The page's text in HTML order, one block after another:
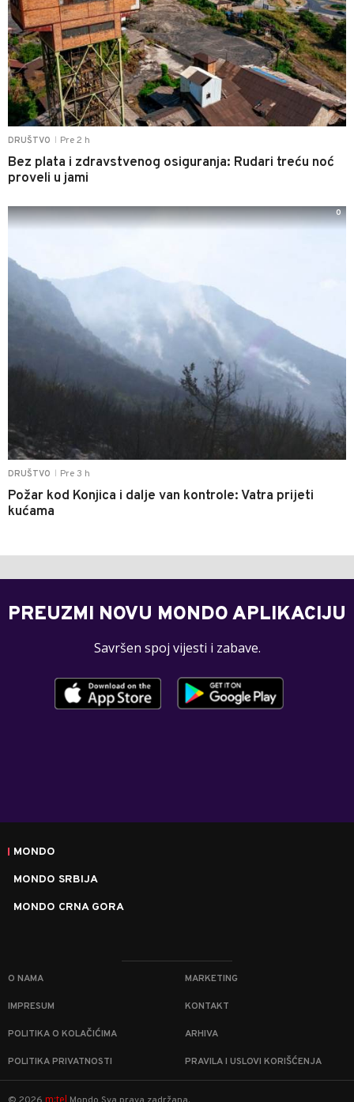
DRUŠTVO Pre 2 h
Bez plata i zdravstvenog osiguranja: Rudari treću noć
proveli u jami
DRUŠTVO Pre 3 h
Požar kod Konjica i dalje van kontrole: Vatra prijeti
kućama
0
PREUZMI NOVU MONDO APLIKACIJU
Savršen spoj vijesti i zabave.
MONDO
MONDO SRBIJA
MONDO CRNA GORA
O NAMA MARKETING
IMPRESUM KONTAKT
POLITIKA O KOLAČIĆIMA ARHIVA
POLITIKA PRIVATNOSTI PRAVILA I USLOVI KORIŠĆENJA